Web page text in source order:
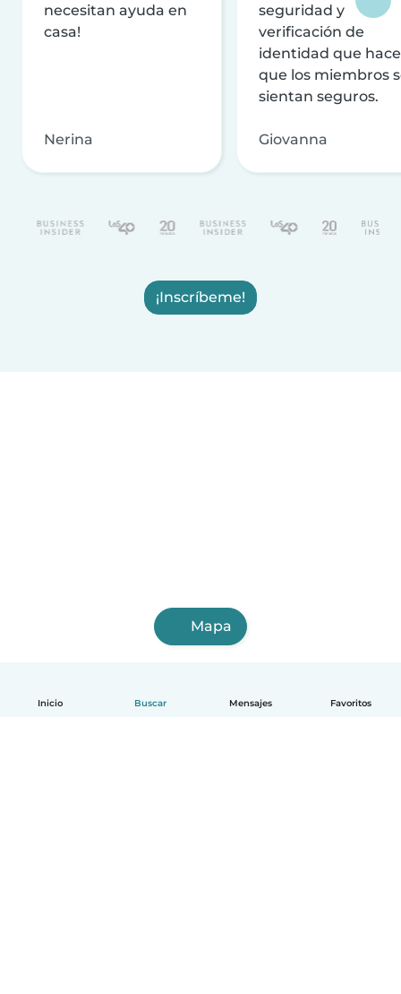
Inicio Buscar Mensajes Favoritos
necesitan ayuda en
casa!
Nerina
seguridad y
verificación de
identidad que
que los miembros
sientan seguros.
Giovanna
¡Inscríbeme!
Mapa